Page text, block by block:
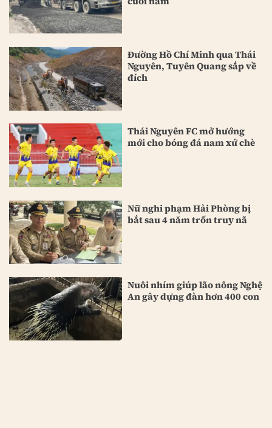
Đường Hồ Chí Minh qua Thái
Nguyên, Tuyên Quang sắp về
đích
Thái Nguyên FC mở hướng
mới cho bóng đá nam xứ chè
Nữ nghi phạm Hải Phòng bị
bắt sau 4 năm trốn truy nã
Nuôi nhím giúp lão nông Nghệ
An gây dựng đàn hơn 400 con